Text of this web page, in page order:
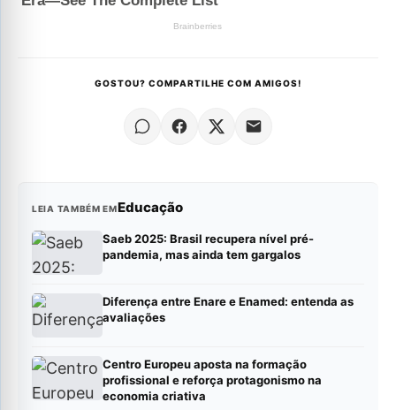
GOSTOU? COMPARTILHE COM AMIGOS!
LEIA TAMBÉM EMEducação
Saeb 2025: Brasil recupera nível pré-
pandemia, mas ainda tem gargalos
Diferença entre Enare e Enamed: entenda as
avaliações
Centro Europeu aposta na formação
profissional e reforça protagonismo na
economia criativa